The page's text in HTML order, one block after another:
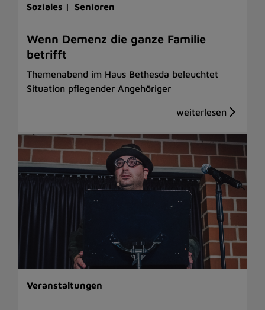
Soziales | Senioren
Wenn Demenz die ganze Familie
betrifft
Themenabend im Haus Bethesda beleuchtet
Situation pflegender Angehöriger
Veranstaltungen